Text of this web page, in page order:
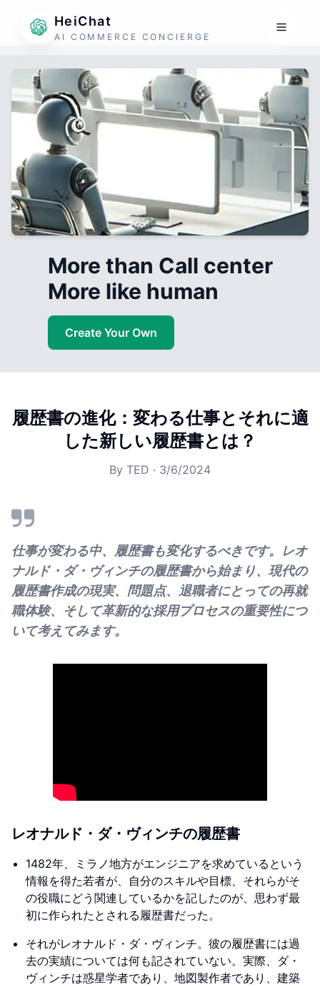
HeiChat
AI COMMERCE CONCIERGE
More than Call center
More like human
Create Your Own
履歴書の進化：変わる仕事とそれに適
した新しい履歴書とは？
By TED · 3/6/2024
仕事が変わる中、履歴書も変化するべきです。レオ
ナルド・ダ・ヴィンチの履歴書から始まり、現代の
履歴書作成の現実、問題点、退職者にとっての再就
職体験、そして革新的な採用プロセスの重要性につ
いて考えてみます。
レオナルド・ダ・ヴィンチの履歴書
1482年、ミラノ地方がエンジニアを求めているという
情報を得た若者が、自分のスキルや目標、それらがそ
の役職にどう関連しているかを記したのが、思わず最
初に作られたとされる履歴書だった。
それがレオナルド・ダ・ヴィンチ。彼の履歴書には過
去の実績については何も記されていない。実際、ダ・
ヴィンチは惑星学者であり、地図製作者であり、建築